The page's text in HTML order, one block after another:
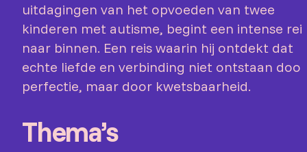
uitdagingen van het opvoeden van twee
kinderen met autisme, begint een intense
naar binnen. Een reis waarin hij ontdekt dat
echte liefde en verbinding niet ontstaan door
perfectie, maar door kwetsbaarheid.
Thema’s